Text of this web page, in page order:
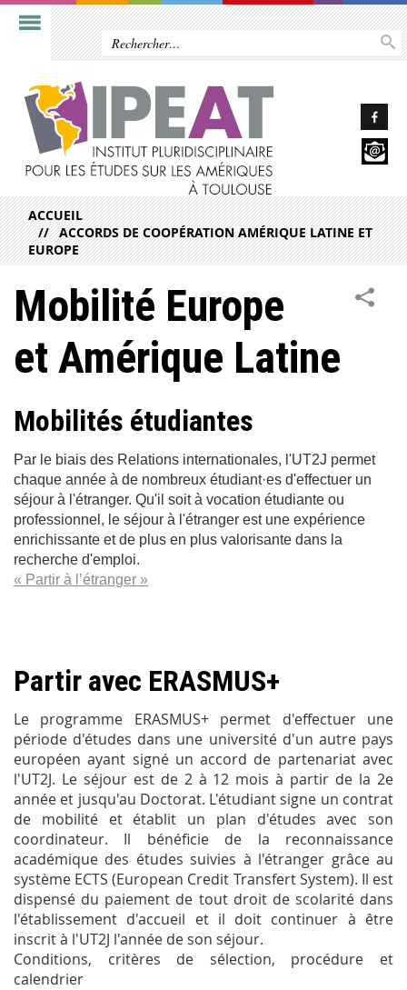
ACCUEIL
ACCORDS DE COOPÉRATION AMÉRIQUE LATINE ET
EUROPE
Mobilité Europe
et Amérique Latine
Mobilités étudiantes
Par le biais des Relations internationales, l'UT2J permet
chaque année à de nombreux étudiant·es d'effectuer un
séjour à l'étranger. Qu'il soit à vocation étudiante ou
professionnel, le séjour à l'étranger est une expérience
enrichissante et de plus en plus valorisante dans la
recherche d'emploi.
« Partir à l’étranger »
Partir avec ERASMUS+
Le programme ERASMUS+ permet d'effectuer une
période d'études dans une université d'un autre pays
européen ayant signé un accord de partenariat avec
l'UT2J. Le séjour est de 2 à 12 mois à partir de la 2e
année et jusqu'au Doctorat. L'étudiant signe un contrat
de mobilité et établit un plan d'études avec son
coordinateur. Il bénéficie de la reconnaissance
académique des études suivies à l'étranger grâce au
système ECTS (European Credit Transfert System). Il est
dispensé du paiement de tout droit de scolarité dans
l'établissement d'accueil et il doit continuer à être
inscrit à l'UT2J l'année de son séjour.
Conditions, critères de sélection, procédure et
calendrier